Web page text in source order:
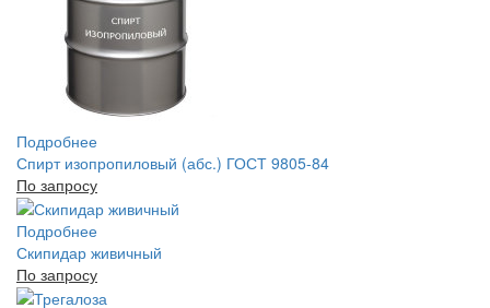
Подробнее
Спирт изопропиловый (абс.) ГОСТ 9805-84
По запросу
Подробнее
Скипидар живичный
По запросу